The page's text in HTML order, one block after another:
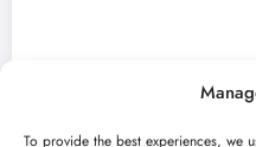
To provide the best experiences, we